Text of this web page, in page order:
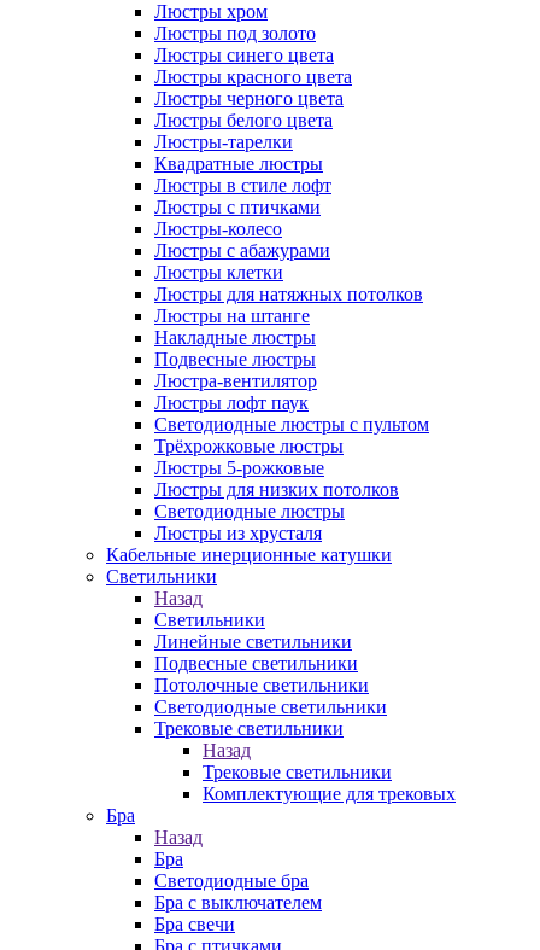
Люстры хром
Люстры под золото
Люстры синего цвета
Люстры красного цвета
Люстры черного цвета
Люстры белого цвета
Люстры-тарелки
Квадратные люстры
Люстры в стиле лофт
Люстры с птичками
Люстры-колесо
Люстры с абажурами
Люстры клетки
Люстры для натяжных потолков
Люстры на штанге
Накладные люстры
Подвесные люстры
Люстра-вентилятор
Люстры лофт паук
Светодиодные люстры с пультом
Трёхрожковые люстры
Люстры 5-рожковые
Люстры для низких потолков
Cветодиодные люстры
Люстры из хрусталя
Кабельные инерционные катушки
Светильники
Назад
Светильники
Линейные светильники
Подвесные светильники
Потолочные светильники
Светодиодные светильники
Трековые светильники
Назад
Трековые светильники
Комплектующие для трековых
Бра
Назад
Бра
Светодиодные бра
Бра с выключателем
Бра свечи
Бра с птичками